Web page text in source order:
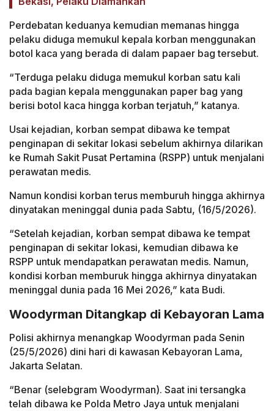
Perdebatan keduanya kemudian memanas hingga
pelaku diduga memukul kepala korban menggunakan
botol kaca yang berada di dalam papaer bag tersebut.
“Terduga pelaku diduga memukul korban satu kali
pada bagian kepala menggunakan paper bag yang
berisi botol kaca hingga korban terjatuh,” katanya.
Usai kejadian, korban sempat dibawa ke tempat
penginapan di sekitar lokasi sebelum akhirnya dilarikan
ke Rumah Sakit Pusat Pertamina (RSPP) untuk menjalani
perawatan medis.
Namun kondisi korban terus memburuh hingga akhirnya
dinyatakan meninggal dunia pada Sabtu, (16/5/2026).
“Setelah kejadian, korban sempat dibawa ke tempat
penginapan di sekitar lokasi, kemudian dibawa ke
RSPP untuk mendapatkan perawatan medis. Namun,
kondisi korban memburuk hingga akhirnya dinyatakan
meninggal dunia pada 16 Mei 2026,” kata Budi.
Woodyrman Ditangkap di Kebayoran Lama
Polisi akhirnya menangkap Woodyrman pada Senin
(25/5/2026) dini hari di kawasan Kebayoran Lama,
Jakarta Selatan.
“Benar (selebgram Woodyrman). Saat ini tersangka
telah dibawa ke Polda Metro Jaya untuk menjalani